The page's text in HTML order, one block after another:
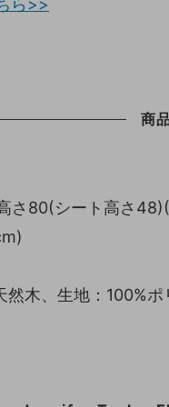
ら>>
商
さ80(シート高さ
然木、生地：100%ポ